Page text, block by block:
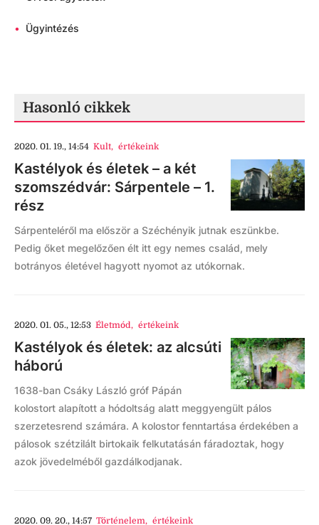
• Ügyintézés
Hasonló cikkek
2020. 01. 19., 14:54 Kult, értékeink
Kastélyok és életek – a két
szomszédvár: Sárpentele – 1.
rész
Sárpenteléről ma először a Széchényik jutnak eszünkbe.
Pedig őket megelőzően élt itt egy nemes család, mely
botrányos életével hagyott nyomot az utókornak.
2020. 01. 05., 12:53 Életmód, értékeink
Kastélyok és életek: az alcsúti
háború
1638-ban Csáky László gróf Pápán
kolostort alapított a hódoltság alatt meggyengült pálos
szerzetesrend számára. A kolostor fenntartása érdekében a
pálosok szétzilált birtokaik felkutatásán fáradoztak, hogy
azok jövedelméből gazdálkodjanak.
2020. 09. 20., 14:57 Történelem, értékeink